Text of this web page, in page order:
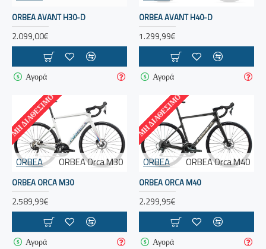
ORBEA AVANT H30-D
2.099,00€
Αγορά
ORBEA AVANT H40-D
1.299,99€
Αγορά
ΜΗ ΔΙΑΘΈΣΙΜΟ
ORBEA ORBEA Orca M30
ORBEA ORCA M30
2.589,99€
Αγορά
ΜΗ ΔΙΑΘΈΣΙΜΟ
ORBEA ORBEA Orca M40
ORBEA ORCA M40
2.299,95€
Αγορά